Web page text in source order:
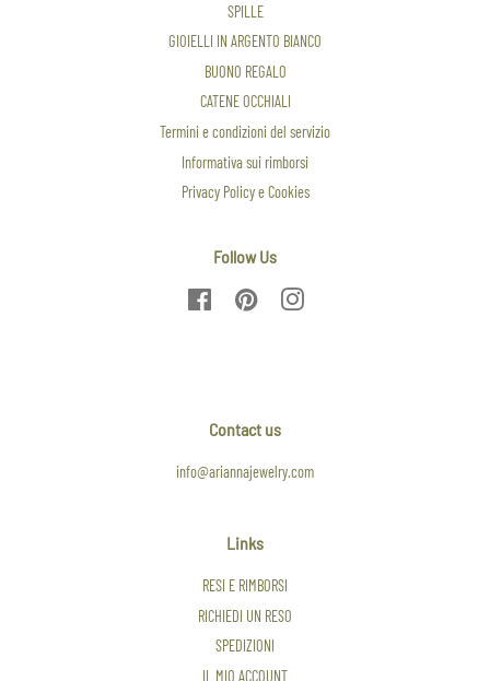
SPILLE
GIOIELLI IN ARGENTO BIANCO
BUONO REGALO
CATENE OCCHIALI
Termini e condizioni del servizio
Informativa sui rimborsi
Privacy Policy e Cookies
Follow Us
FacebookPinterestInstagram
Contact us
info@ariannajewelry.com
Links
RESI E RIMBORSI
RICHIEDI UN RESO
SPEDIZIONI
IL MIO ACCOUNT